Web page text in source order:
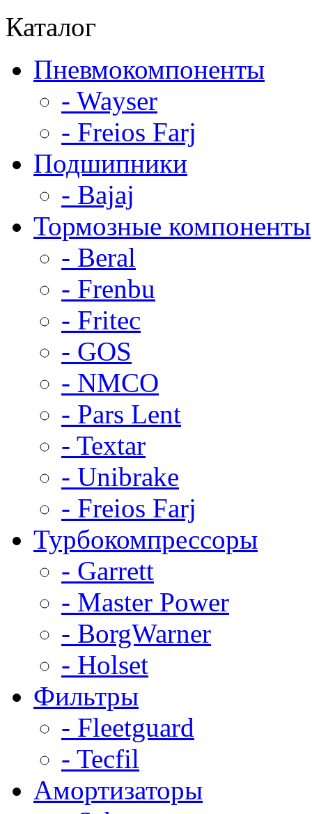
Каталог
Пневмокомпоненты
- Wayser
- Freios Farj
Подшипники
- Bajaj
Тормозные компоненты
- Beral
- Frenbu
- Fritec
- GOS
- NMCO
- Pars Lent
- Textar
- Unibrake
- Freios Farj
Турбокомпрессоры
- Garrett
- Master Power
- BorgWarner
- Holset
Фильтры
- Fleetguard
- Tecfil
Амортизаторы